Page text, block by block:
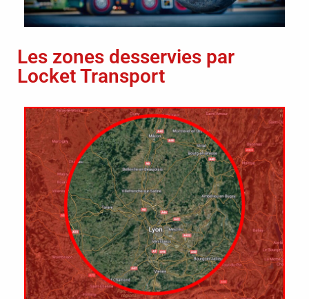
Les zones desservies par
Locket Transport